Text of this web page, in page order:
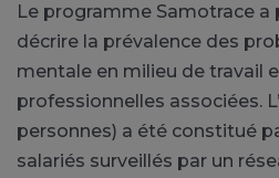
Le programme Samotrace
décrire la prévalence des
mentale en milieu de travail
professionnelles associées.
personnes) a été constitué
salariés surveillés par un